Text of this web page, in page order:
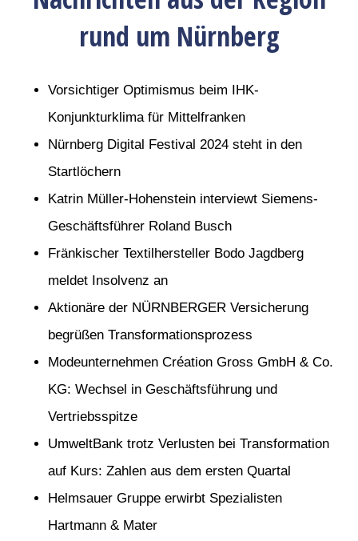
rund um Nürnberg
Vorsichtiger Optimismus beim IHK-
Konjunkturklima für Mittelfranken
Nürnberg Digital Festival 2024 steht in den
Startlöchern
Katrin Müller-Hohenstein interviewt Siemens-
Geschäftsführer Roland Busch
Fränkischer Textilhersteller Bodo Jagdberg
meldet Insolvenz an
Aktionäre der NÜRNBERGER Versicherung
begrüßen Transformationsprozess
Modeunternehmen Création Gross GmbH & Co.
KG: Wechsel in Geschäftsführung und
Vertriebsspitze
UmweltBank trotz Verlusten bei Transformation
auf Kurs: Zahlen aus dem ersten Quartal
Helmsauer Gruppe erwirbt Spezialisten
Hartmann & Mater